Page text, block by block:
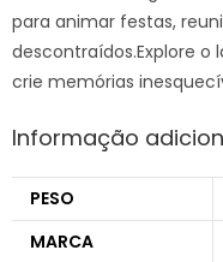
para animar festas,
descontraídos.Explore o
crie memórias
Informação
PESO
MARCA